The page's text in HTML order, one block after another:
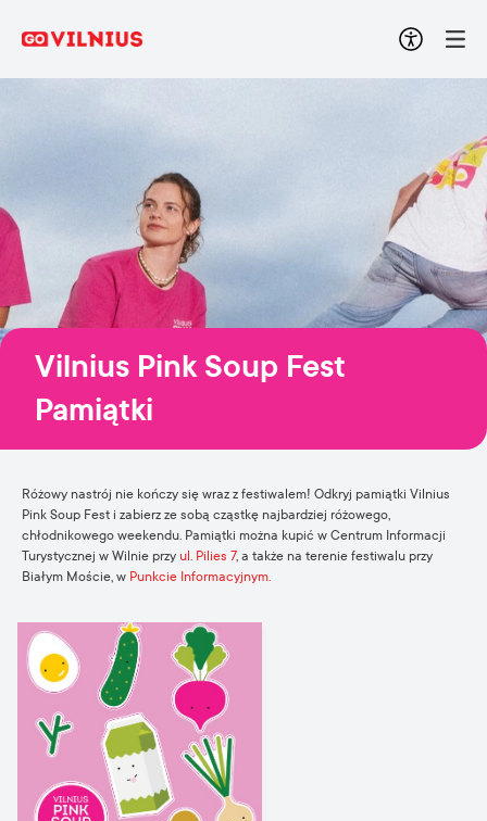
Vilnius Pink Soup Fest
Pamiątki
Różowy nastrój nie kończy się wraz z festiwalem! Odkryj pamiątki Vilnius
Pink Soup Fest i zabierz ze sobą cząstkę najbardziej różowego,
chłodnikowego weekendu. Pamiątki można kupić w Centrum Informacji
Turystycznej w Wilnie przy ul. Pilies 7, a także na terenie festiwalu przy
Białym Moście, w Punkcie Informacyjnym.